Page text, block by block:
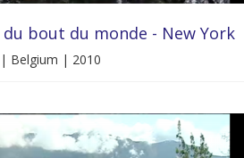
du bout du monde - New York
Belgium | 2010